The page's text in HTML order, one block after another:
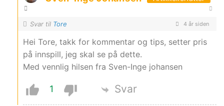
Svar til Tore 4 år siden
Hei Tore, takk for kommentar og tips, setter pris
på innspill, jeg skal se på dette.
Med vennlig hilsen fra Sven-Inge johansen
1 Svar